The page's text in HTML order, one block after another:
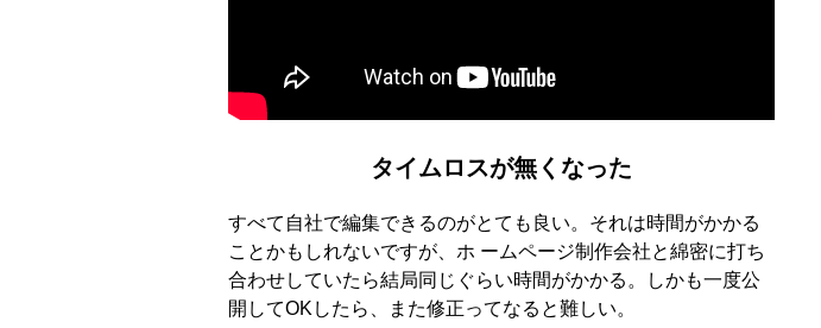
タイムロスが無くなった
すべて自社で編集できるのがとても良い。それは時間がかかる
ことかもしれないですが、ホ ームページ制作会社と綿密に打ち
合わせしていたら結局同じぐらい時間がかかる。しかも一度公
開してOKしたら、また修正ってなると難しい。